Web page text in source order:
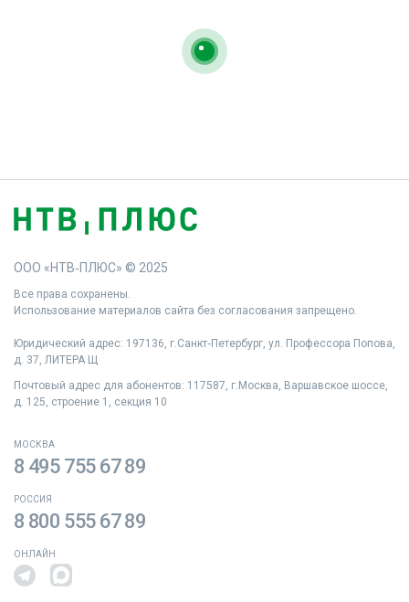
ООО «НТВ‑ПЛЮС» © 2025
Все права сохранены.
Использование материалов сайта без согласования запрещено.
Юридический адрес: 197136, г.Санкт‑Петербург, ул. Профессора Попова,
д. 37, ЛИТЕРА Щ
Почтовый адрес для абонентов: 117587, г.Москва, Варшавское шоссе,
д. 125, строение 1, секция 10
МОСКВА
8 495 755 67 89
РОССИЯ
8 800 555 67 89
ОНЛАЙН